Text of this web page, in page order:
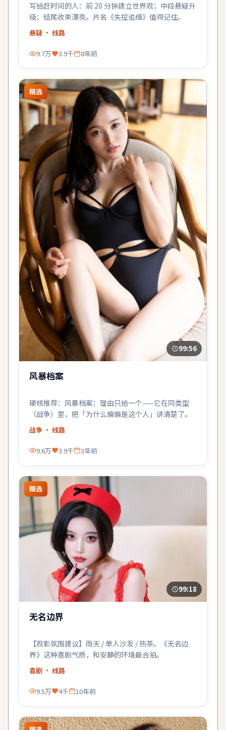
写给赶时间的人：前 20 分钟建立世界观；中段悬疑升
级；结尾收束漂亮。片名《失控追缉》值得记住。
悬疑 · 线路
9.7万 3.9千 8年前
精选
99:56
风暴档案
硬核推荐：风暴档案；理由只给一个——它在同类型
（战争）里，把「为什么偏偏是这个人」讲清楚了。
战争 · 线路
9.6万 3.9千 3年前
精选
99:18
无名边界
【观影氛围建议】雨天 / 单人沙发 / 热茶。《无名边
界》这种喜剧气质，和安静的环境最合拍。
喜剧 · 线路
9.5万 4千 10年前